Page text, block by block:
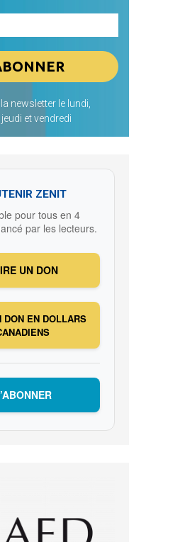
newsletter le lundi,
et vendredi
ZENIT
pour tous en 4
par les lecteurs.
UN DON
DON EN DOLLARS